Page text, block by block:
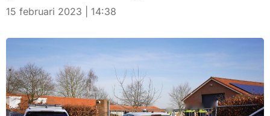
15 februari 2023 | 14:38